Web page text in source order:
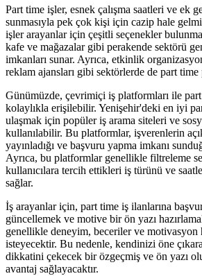
Part time işler, esnek çalışma saatleri ve ek
sunmasıyla pek çok kişi için cazip hale
işler arayanlar için çeşitli seçenekler
kafe ve mağazalar gibi perakende sektörü
imkanları sunar. Ayrıca, etkinlik
reklam ajansları gibi sektörlerde de part
Günümüzde, çevrimiçi iş platformları ile
kolaylıkla erişilebilir. Yenişehir'deki en iyi
ulaşmak için popüler iş arama siteleri ve
kullanılabilir. Bu platformlar, işverenlerin
yayınladığı ve başvuru yapma imkanı
Ayrıca, bu platformlar genellikle filtreleme
kullanıcılara tercih ettikleri iş türünü ve
sağlar.
İş arayanlar için, part time iş ilanlarına
güncellemek ve motive bir ön yazı
genellikle deneyim, beceriler ve motivasyon
isteyecektir. Bu nedenle, kendinizi öne
dikkatini çekecek bir özgeçmiş ve ön yazı
avantaj sağlayacaktır.